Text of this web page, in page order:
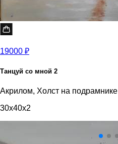
19000 ₽
Танцуй со мной 2
Акрилом, Холст на подрамнике
30x40x2